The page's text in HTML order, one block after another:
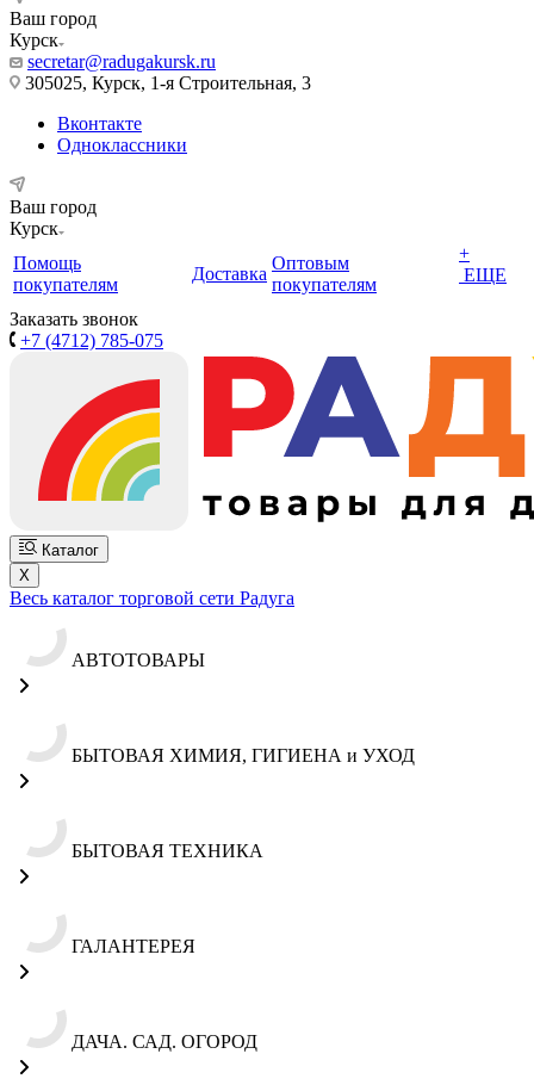
Ваш город
Курск
secretar@radugakursk.ru
305025, Курск, 1-я Строительная, 3
Вконтакте
Одноклассники
Ваш город
Курск
Помощь
покупателям
Доставка
Оптовым
покупателям
+
ЕЩЕ
Заказать звонок
+7 (4712) 785-075
Каталог
X
Весь каталог торговой сети Радуга
АВТОТОВАРЫ
БЫТОВАЯ ХИМИЯ, ГИГИЕНА и УХОД
БЫТОВАЯ ТЕХНИКА
ГАЛАНТЕРЕЯ
ДАЧА. САД. ОГОРОД